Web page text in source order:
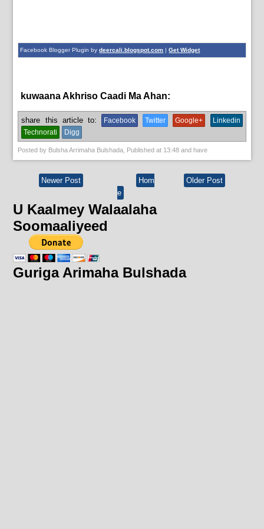
Facebook Blogger Plugin bydeercali.blogspot.com |Get Widget
kuwaana Akhriso Caadi Ma Ahan:
share this article to: Facebook Twitter Google+
Linkedin
Technorati
Digg
Posted by Bulsha Arrimaha Bulshada , Published at 13:48 and have
Newer Post Older Post
Hom
e
U Kaalmey Walaalaha
Soomaaliyeed
Guriga Arimaha Bulshada